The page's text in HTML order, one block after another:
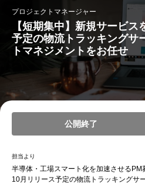
プロジェクトマネージャー
【短期集中】新規サービ
予定の物流トラッキングサ
トマネジメントをお任せ
公開終了
担当より
半導体・工場スマート化を加速させるPM
10月リリース予定の物流トラッキングサ